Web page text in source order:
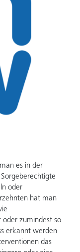
es in der
oder
hat man
oder zumindest so
erkannt werden
das